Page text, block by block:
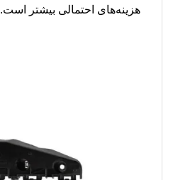
هزینه‌های احتمالی بیشتر است.